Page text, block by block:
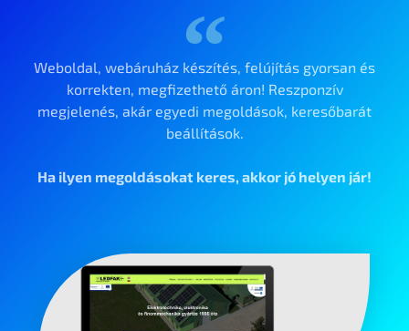
Weboldal, webáruház készítés, felújítás gyorsan és
korrekten, megfizethető áron! Reszponzív
megjelenés, akár egyedi megoldások, keresőbarát
beállítások.
Ha ilyen megoldásokat keres, akkor jó helyen jár!